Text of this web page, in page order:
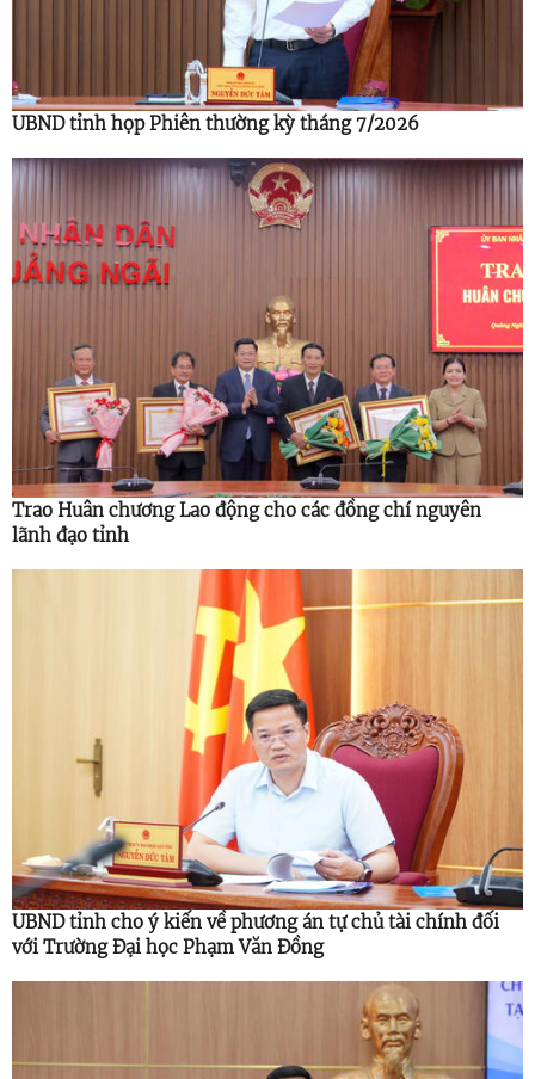
UBND tỉnh họp Phiên thường kỳ tháng 7/2026
Trao Huân chương Lao động cho các đồng chí nguyên
lãnh đạo tỉnh
UBND tỉnh cho ý kiến về phương án tự chủ tài chính đối
với Trường Đại học Phạm Văn Đồng